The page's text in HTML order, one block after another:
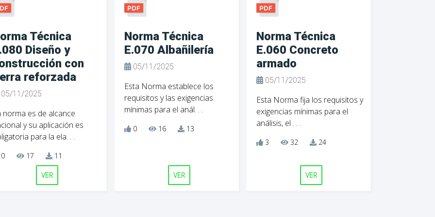
Técnica
Diseño y
con
reforzada
05/11/2025
norma es de alcance
y su aplicación es
para la ela. . .
0 17 11
VER
Norma Técnica
E.070 Albañilería
05/11/2025
Esta Norma establece los
requisitos y las exigencias
mínimas para el anál. . .
0 16 13
VER
Norma Técnica
E.060 Concreto
armado
05/11/2025
Esta Norma fija los requisitos y
exigencias mínimas para el
análisis, el . . .
3 32 24
VER